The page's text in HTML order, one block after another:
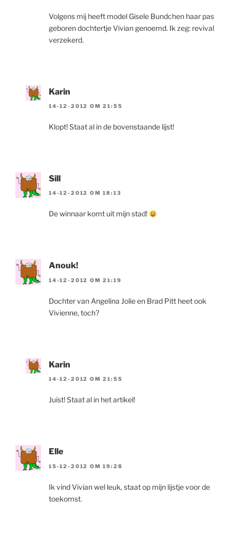
Volgens mij heeft model Gisele Bundchen haar pas
geboren dochtertje Vivian genoemd. Ik zeg: revival
verzekerd.
Karin
14-12-2012 OM 21:55
Klopt! Staat al in de bovenstaande lijst!
Sill
14-12-2012 OM 18:13
De winnaar komt uit mijn stad!
Anouk!
14-12-2012 OM 21:19
Dochter van Angelina Jolie en Brad Pitt heet ook
Vivienne, toch?
Karin
14-12-2012 OM 21:55
Juist! Staat al in het artikel!
Elle
15-12-2012 OM 19:28
Ik vind Vivian wel leuk, staat op mijn lijstje voor de
toekomst.